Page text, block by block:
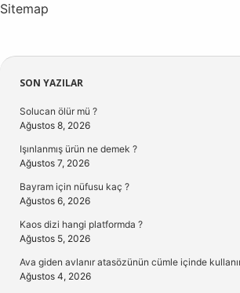
Sitemap
Sidebar
SON YAZILAR
Solucan ölür mü ?
Ağustos 8, 2026
Işınlanmış ürün ne demek ?
Ağustos 7, 2026
Bayram için nüfusu kaç ?
Ağustos 6, 2026
Kaos dizi hangi platformda ?
Ağustos 5, 2026
Ava giden avlanır atasözünün cümle içinde
Ağustos 4, 2026